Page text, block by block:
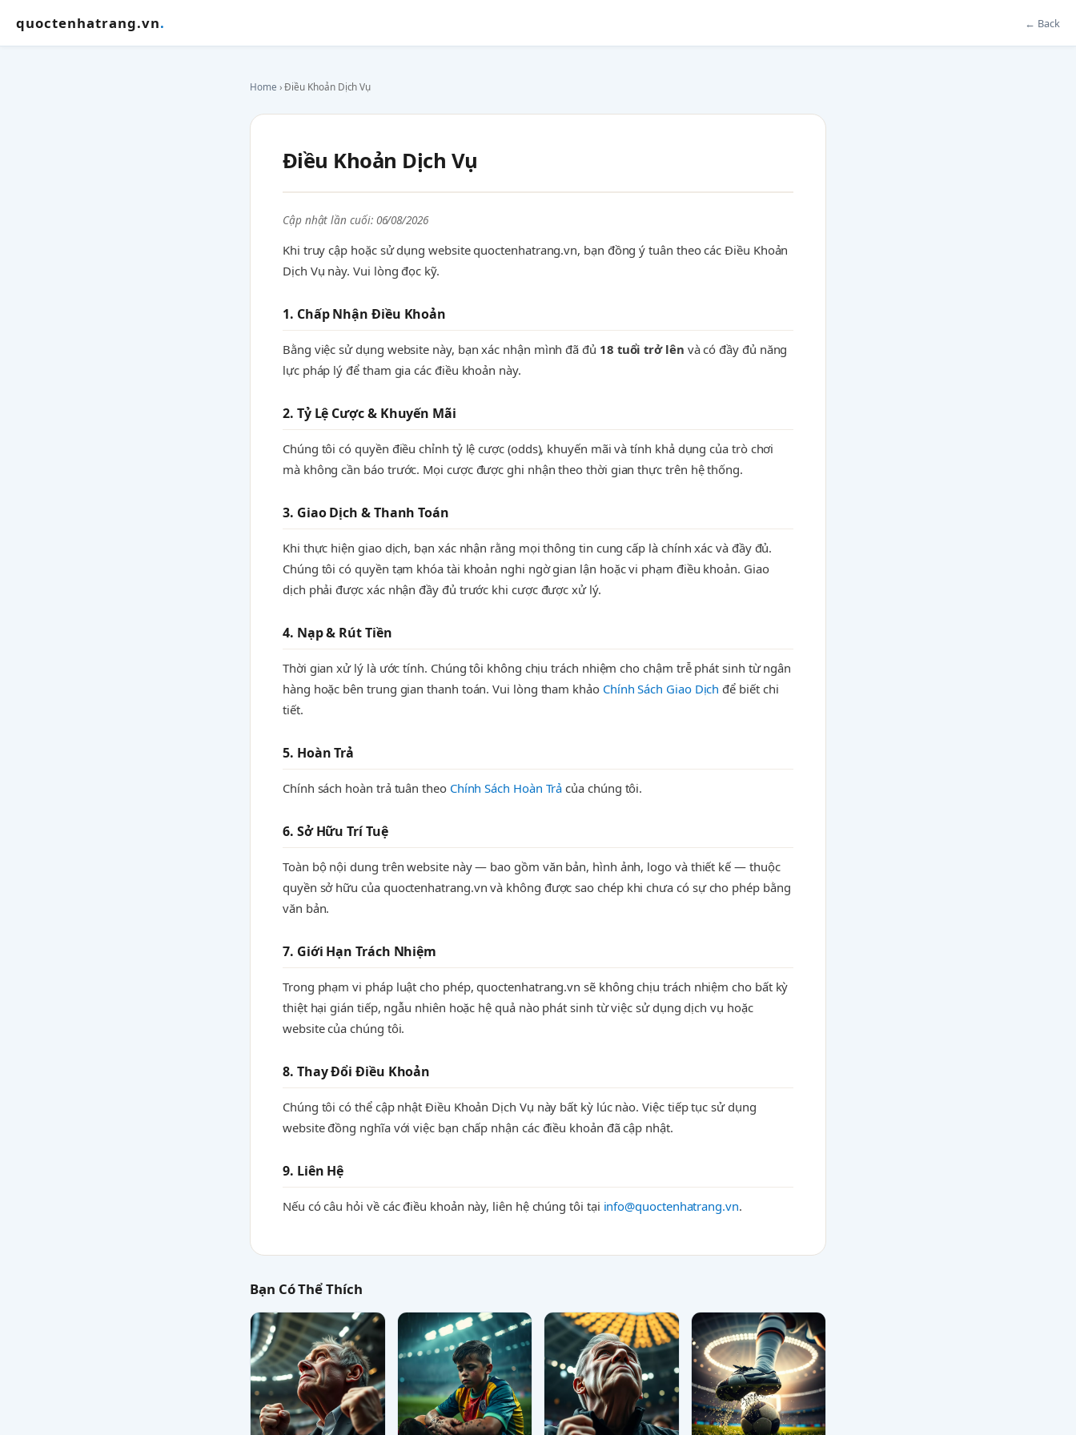
quoctenhatrang.vn. ← Back
Home › Điều Khoản Dịch Vụ
Điều Khoản Dịch Vụ
Cập nhật lần cuối: 06/08/2026
Khi truy cập hoặc sử dụng website quoctenhatrang.vn, bạn đồng ý tuân theo các Điều Khoản
Dịch Vụ này. Vui lòng đọc kỹ.
1. Chấp Nhận Điều Khoản
Bằng việc sử dụng website này, bạn xác nhận mình đã đủ 18 tuổi trở lên và có đầy đủ năng
lực pháp lý để tham gia các điều khoản này.
2. Tỷ Lệ Cược & Khuyến Mãi
Chúng tôi có quyền điều chỉnh tỷ lệ cược (odds), khuyến mãi và tính khả dụng của trò chơi
mà không cần báo trước. Mọi cược được ghi nhận theo thời gian thực trên hệ thống.
3. Giao Dịch & Thanh Toán
Khi thực hiện giao dịch, bạn xác nhận rằng mọi thông tin cung cấp là chính xác và đầy đủ.
Chúng tôi có quyền tạm khóa tài khoản nghi ngờ gian lận hoặc vi phạm điều khoản. Giao
dịch phải được xác nhận đầy đủ trước khi cược được xử lý.
4. Nạp & Rút Tiền
Thời gian xử lý là ước tính. Chúng tôi không chịu trách nhiệm cho chậm trễ phát sinh từ ngân
hàng hoặc bên trung gian thanh toán. Vui lòng tham khảo Chính Sách Giao Dịch để biết chi
tiết.
5. Hoàn Trả
Chính sách hoàn trả tuân theo Chính Sách Hoàn Trả của chúng tôi.
6. Sở Hữu Trí Tuệ
Toàn bộ nội dung trên website này — bao gồm văn bản, hình ảnh, logo và thiết kế — thuộc
quyền sở hữu của quoctenhatrang.vn và không được sao chép khi chưa có sự cho phép bằng
văn bản.
7. Giới Hạn Trách Nhiệm
Trong phạm vi pháp luật cho phép, quoctenhatrang.vn sẽ không chịu trách nhiệm cho bất kỳ
thiệt hại gián tiếp, ngẫu nhiên hoặc hệ quả nào phát sinh từ việc sử dụng dịch vụ hoặc
website của chúng tôi.
8. Thay Đổi Điều Khoản
Chúng tôi có thể cập nhật Điều Khoản Dịch Vụ này bất kỳ lúc nào. Việc tiếp tục sử dụng
website đồng nghĩa với việc bạn chấp nhận các điều khoản đã cập nhật.
9. Liên Hệ
Nếu có câu hỏi về các điều khoản này, liên hệ chúng tôi tại info@quoctenhatrang.vn.
Bạn Có Thể Thích